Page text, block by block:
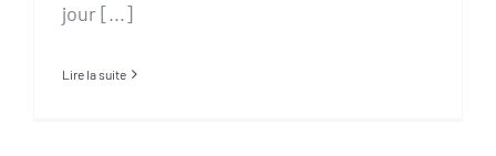
jour [...]
Lire la suite